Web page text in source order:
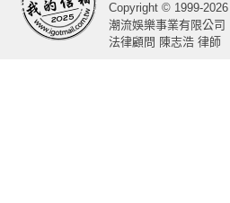
Copyright © 1999-
潮流娛樂事業有限公司
法律顧問 陳志浩 律師